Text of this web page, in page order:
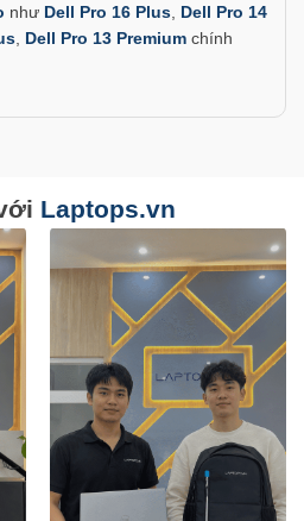
như Dell Pro 16 Plus Dell Pro 14
Dell Pro 13 Premium chính
Laptops.vn